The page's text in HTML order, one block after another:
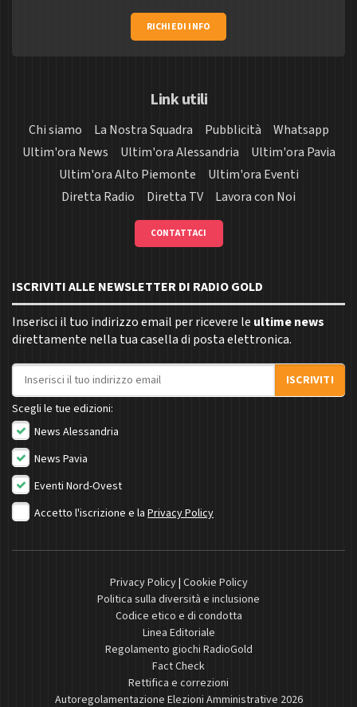
RICHIEDI INFO
Link utili
Chi siamo La Nostra Squadra Pubblicità
Whatsapp
Ultim'ora News
Ultim'ora Alessandria
Ultim'ora Pavia
Ultim'ora Alto Piemonte
Ultim'ora Eventi
Diretta Radio
Diretta TV Lavora con Noi
CONTATTACI
ISCRIVITI ALLE NEWSLETTER DI RADIO GOLD
Inserisci il tuo indirizzo email per ricevere le ultime news
direttamente nella tua casella di posta elettronica.
Indirizzo email
ISCRIVITI
Scegli le tue edizioni:
News Alessandria
News Pavia
Eventi Nord-Ovest
Accetto l'iscrizione e la Privacy Policy
Privacy Policy| Cookie Policy
Politica sulla diversità e inclusione
Codice etico e di condotta
Linea Editoriale
Regolamento giochi RadioGold
Fact Check
Rettifica e correzioni
Autoregolamentazione Elezioni Amministrative 2026